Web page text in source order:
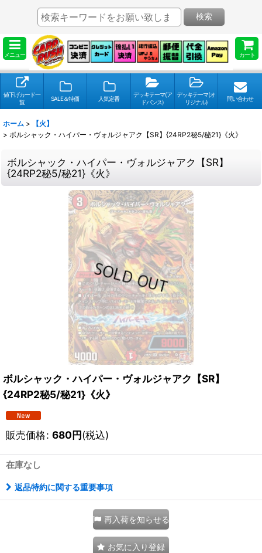
メニュー カート
検索
値下げカード一
覧
SALE＆特価 人気定番
デッキテーマ(ア
ドバンス)
デッキテーマ(オ
リジナル)
問い合わせ
ホーム >
【火】
> ボルシャック・ハイパー・ヴォルジャアク【SR】{24RP2秘5/秘21}《火》
ボルシャック・ハイパー・ヴォルジャアク【SR】
{24RP2秘5/秘21}《火》
ボルシャック・ハイパー・ヴォルジャアク【SR】
{24RP2秘5/秘21}《火》
販売価格: 680円(税込)
在庫なし
返品特約に関する重要事項
再入荷を知らせる
お気に入り登録